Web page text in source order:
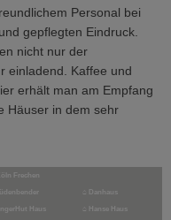
Personal bei
gepflegten Eindruck.
nicht nur der
einladend. Kaffee und
erhält man am Empfang
Häuser in dem sehr
Frechen
⌂ Danhaus
Haus ⌂ Hanse Haus